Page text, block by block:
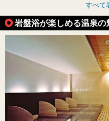
すべて
岩盤浴が楽しめる温泉の